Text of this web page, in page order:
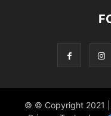
© © Copyright 2021 |